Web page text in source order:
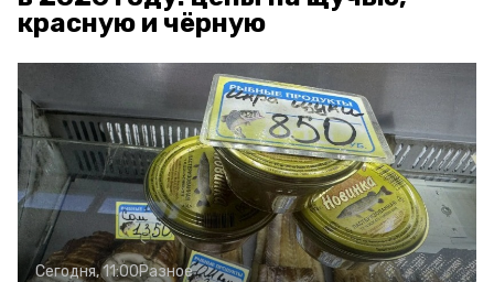
красную и чёрную
Сегодня, 11:00Разное